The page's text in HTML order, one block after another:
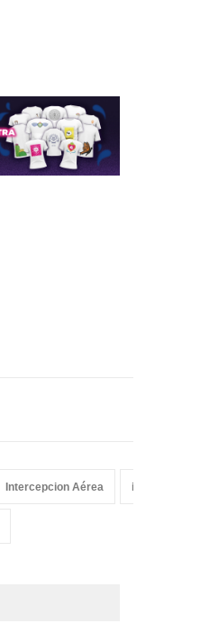
Intercepcion Aérea interceptor